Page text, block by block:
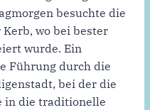
besuchte die
wo bei bester
wurde. Ein
Führung durch die
bei der die
in die traditionelle